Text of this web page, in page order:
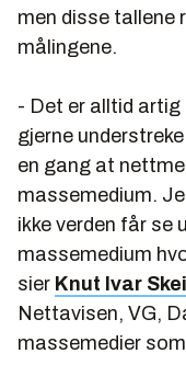
men disse tallene
målingene.
- Det er alltid artig
gjerne
en gang at
massemedium.
ikke verden får se
massemedium
sier Knut Ivar
Nettavisen, VG,
massemedier